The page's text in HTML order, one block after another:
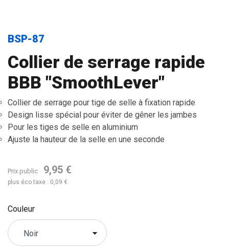
BSP-87
Collier de serrage rapide
BBB "SmoothLever"
Collier de serrage pour tige de selle à fixation rapide
Design lisse spécial pour éviter de gêner les jambes
Pour les tiges de selle en aluminium
Ajuste la hauteur de la selle en une seconde
Prix public 9,95 €
plus éco taxe : 0,09 €
Couleur